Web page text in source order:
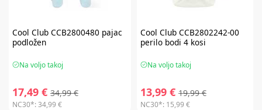
Cool ClubCCB2800480 pajac
podložen
Na voljo takoj
17,49 € 34,99 €
NC30*:34,99 €
Cool ClubCCB2802242-00
perilo bodi 4 kosi
Na voljo takoj
13,99 € 19,99 €
NC30*: 15,99 €